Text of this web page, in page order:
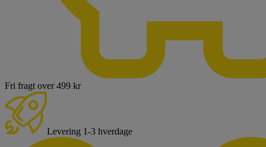
Fri fragt over 499 kr
Levering 1-3 hverdage